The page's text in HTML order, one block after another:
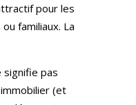
pour les
familiaux. La
pas
(et